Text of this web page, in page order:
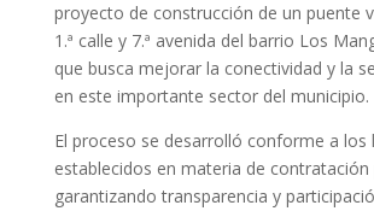
proyecto de construcción de un puente
1.ª calle y 7.ª avenida del barrio Los
que busca mejorar la conectividad y la
en este importante sector del municipio.
El proceso se desarrolló conforme a los
establecidos en materia de contratación
garantizando transparencia y